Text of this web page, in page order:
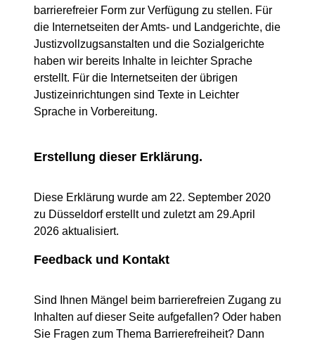
barrierefreier Form zur Verfügung zu stellen. Für
die Internetseiten der Amts- und Landgerichte, die
Justizvollzugsanstalten und die Sozialgerichte
haben wir bereits Inhalte in leichter Sprache
erstellt. Für die Internetseiten der übrigen
Justizeinrichtungen sind Texte in Leichter
Sprache in Vorbereitung.
Erstellung dieser Erklärung.
Diese Erklärung wurde am 22. September 2020
zu Düsseldorf erstellt und zuletzt am 29.April
2026 aktualisiert.
Feedback und Kontakt
Sind Ihnen Mängel beim barrierefreien Zugang zu
Inhalten auf dieser Seite aufgefallen? Oder haben
Sie Fragen zum Thema Barrierefreiheit? Dann